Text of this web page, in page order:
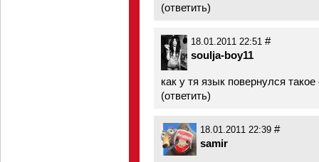
(ответить)
18.01.2011 22:51 #
soulja-boy11
как у тя язык повернулся такое
(ответить)
18.01.2011 22:39 #
samir